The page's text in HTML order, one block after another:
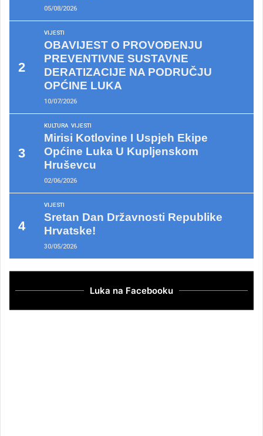
05/08/2026
VIJESTI
OBAVIJEST O PROVOĐENJU
PREVENTIVNE SUSTAVNE
DERATIZACIJE NA PODRUČJU
OPĆINE LUKA
10/07/2026
KULTURA VIJESTI
Mirisi Kotlovine I Uspjeh Ekipe
Općine Luka U Kupljenskom
Hruševcu
02/06/2026
VIJESTI
Sretan Dan Državnosti Republike
Hrvatske!
30/05/2026
Luka na Facebooku